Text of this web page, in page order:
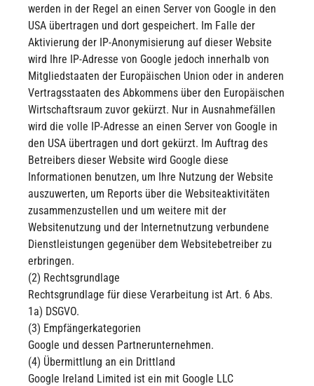
werden in der Regel an einen Server von Google in den
USA übertragen und dort gespeichert. Im Falle der
Aktivierung der IP-Anonymisierung auf dieser Website
wird Ihre IP-Adresse von Google jedoch innerhalb von
Mitgliedstaaten der Europäischen Union oder in anderen
Vertragsstaaten des Abkommens über den Europäischen
Wirtschaftsraum zuvor gekürzt. Nur in Ausnahmefällen
wird die volle IP-Adresse an einen Server von Google in
den USA übertragen und dort gekürzt. Im Auftrag des
Betreibers dieser Website wird Google diese
Informationen benutzen, um Ihre Nutzung der Website
auszuwerten, um Reports über die Websiteaktivitäten
zusammenzustellen und um weitere mit der
Websitenutzung und der Internetnutzung verbundene
Dienstleistungen gegenüber dem Websitebetreiber zu
erbringen.
(2) Rechtsgrundlage
Rechtsgrundlage für diese Verarbeitung ist Art. 6 Abs.
1a) DSGVO.
(3) Empfängerkategorien
Google und dessen Partnerunternehmen.
(4) Übermittlung an ein Drittland
Google Ireland Limited ist ein mit Google LLC